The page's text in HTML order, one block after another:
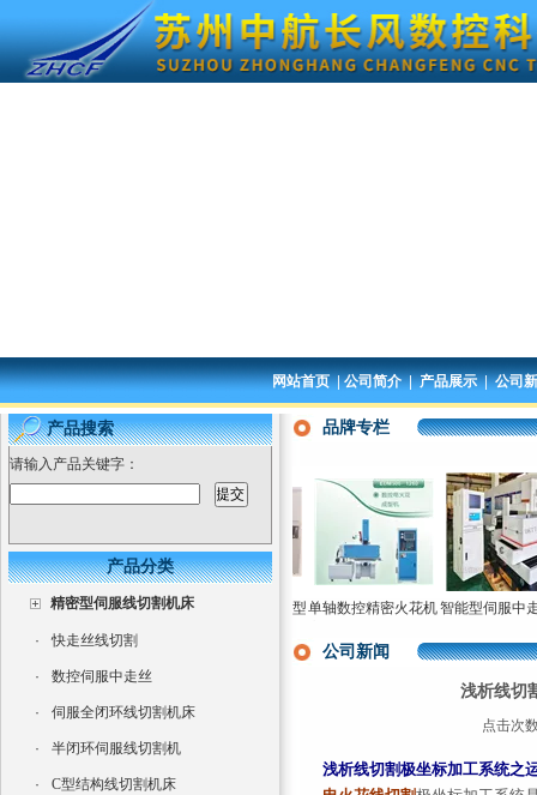
网站首页|公司简介|产品展示|公司
产品搜索
请输入产品关键字：
产品分类
精密型伺服线切割机床
· 快走丝线切割
· 数控伺服中走丝
· 伺服全闭环线切割机床
· 半闭环伺服线切割机
· C型结构线切割机床
品牌专栏
长风双牛头式数控火
型机
三轴数控电火花成型
单轴数控精密火花机
销
智能型伺服中走丝
公司新闻
浅析线切
点击次
浅析线切割极坐标加工系统之